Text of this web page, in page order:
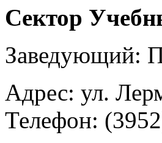
Сектор
Заведующий:
Адрес: ул.
Телефон: